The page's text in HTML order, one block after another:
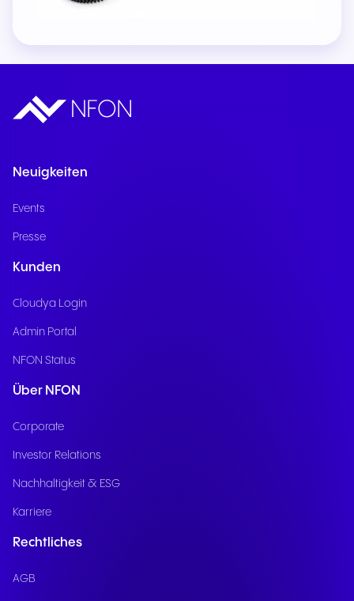
Neuigkeiten
Events
Presse
Kunden
Cloudya Login
Admin Portal
NFON Status
Über NFON
Corporate
Investor Relations
Nachhaltigkeit & ESG
Karriere
Rechtliches
AGB